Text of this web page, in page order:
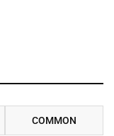
COMMON